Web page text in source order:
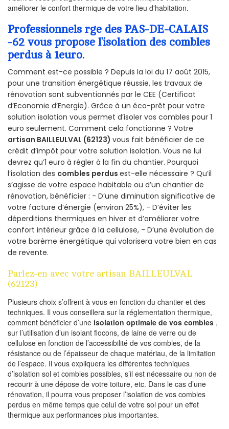
améliorer le confort thermique de votre lieu d'habitation.
Professionnels rge des PAS-DE-CALAIS
-62 vous propose l’isolation des combles
perdus à 1euro.
Comment est-ce possible ? Depuis la loi du 17 août 2015,
pour une transition énergétique réussie, les travaux de
rénovation sont subventionnés par le CEE (Certificat
d’Economie d’Energie). Grâce à un éco-prêt pour votre
solution isolation vous permet d’isoler vos combles pour 1
euro seulement. Comment cela fonctionne ? Votre
artisan BAILLEULVAL (62123) vous fait bénéficier de ce
crédit d’impôt pour votre solution isolation. Vous ne lui
devrez qu’1 euro à régler à la fin du chantier. Pourquoi
l’isolation des combles perdus est-elle nécessaire ? Qu’il
s’agisse de votre espace habitable ou d’un chantier de
rénovation, bénéficier : - D’une diminution significative de
votre facture d’énergie (environ 25%), - D’éviter les
déperditions thermiques en hiver et d’améliorer votre
confort intérieur grâce à la cellulose, - D’une évolution de
votre barème énergétique qui valorisera votre bien en cas
de revente.
Parlez-en avec votre artisan BAILLEULVAL
(62123)
Plusieurs choix s’offrent à vous en fonction du chantier et des
techniques. Il vous conseillera sur la réglementation thermique,
comment bénéficier d’une isolation optimale de vos combles ,
sur l’utilisation d’un isolant flocons, de laine de verre ou de
cellulose en fonction de l’accessibilité de vos combles, de la
résistance ou de l’épaisseur de chaque matériau, de la limitation
de l’espace. Il vous expliquera les différentes techniques
d’isolation sol et combles possibles, s’il est nécessaire ou non de
recourir à une dépose de votre toiture, etc. Dans le cas d’une
rénovation, il pourra vous proposer l’isolation de vos combles
perdus en même temps que celui de votre sol pour un effet
thermique aux performances plus importantes.